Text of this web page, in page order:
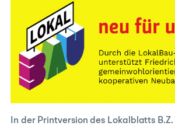
In der Printversion des Lokalblatts